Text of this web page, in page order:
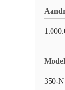
350-N